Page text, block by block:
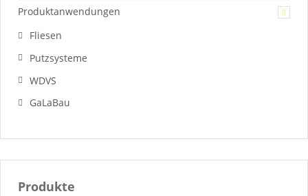
Produktanwendungen
Fliesen
Putzsysteme
WDVS
GaLaBau
Produkte